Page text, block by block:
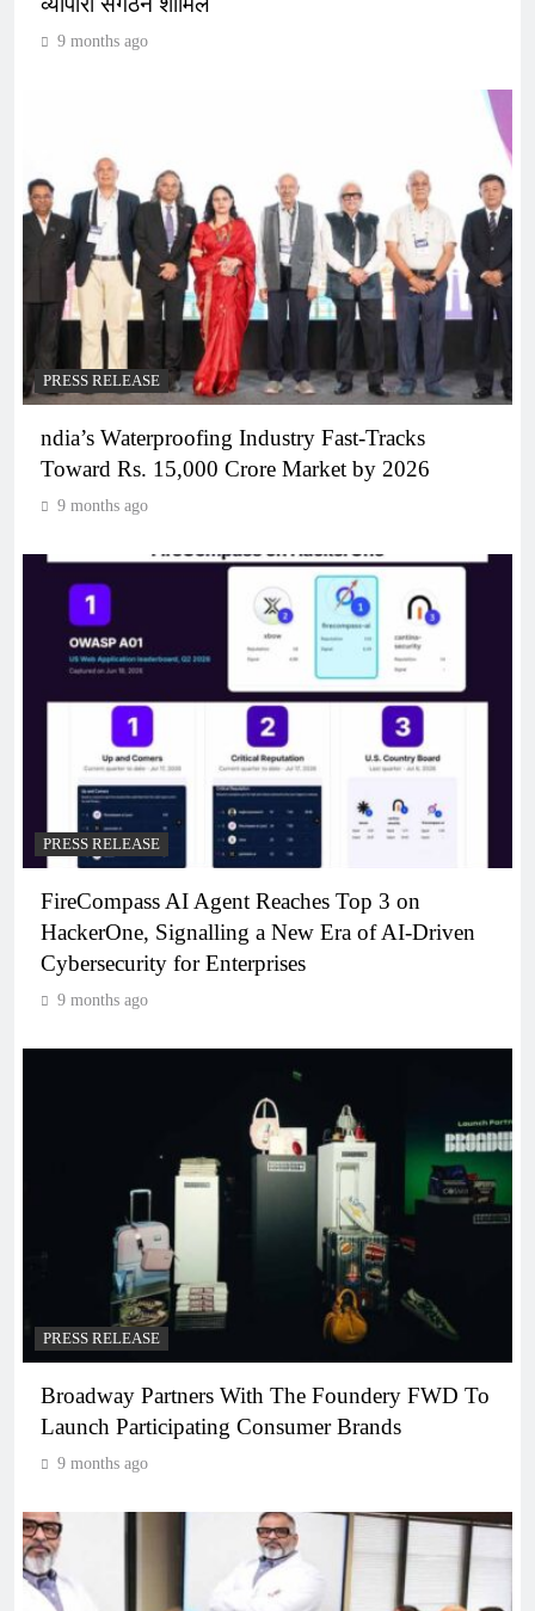
9 months ago
PRESS RELEASE
ndia’s Waterproofing Industry Fast-Tracks
Toward Rs. 15,000 Crore Market by 2026
9 months ago
PRESS RELEASE
FireCompass AI Agent Reaches Top 3 on
HackerOne, Signalling a New Era of AI-Driven
Cybersecurity for Enterprises
9 months ago
PRESS RELEASE
Broadway Partners With The Foundery FWD To
Launch Participating Consumer Brands
9 months ago